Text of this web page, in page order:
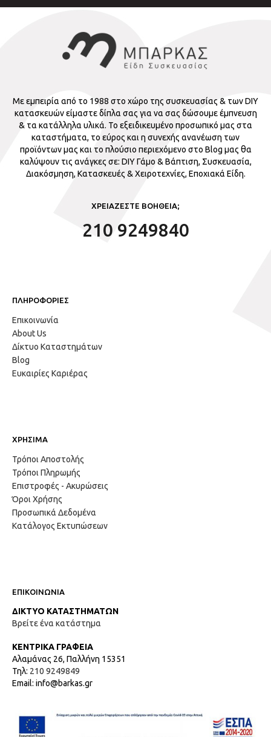
Με εμπειρία από το 1988 στο χώρο της συσκευασίας & των DIY
κατασκευών είμαστε δίπλα σας για να σας δώσουμε έμπνευση
& τα κατάλληλα υλικά. Το εξειδικευμένο προσωπικό μας στα
καταστήματα, το εύρος και η συνεχής ανανέωση των
προϊόντων μας και το πλούσιο περιεχόμενο στο Blog μας θα
καλύψουν τις ανάγκες σε: DIY Γάμο & Βάπτιση, Συσκευασία,
Διακόσμηση, Κατασκευές & Χειροτεχνίες, Εποχιακά Είδη.
ΧΡΕΙΑΖΕΣΤΕ ΒΟΗΘΕΙΑ;
210 9249840
ΠΛΗΡΟΦΟΡΙΕΣ
Επικοινωνία
About Us
Δίκτυο Καταστημάτων
Blog
Ευκαιρίες Καριέρας
ΧΡΗΣΙΜΑ
Τρόποι Αποστολής
Τρόποι Πληρωμής
Επιστροφές - Ακυρώσεις
Όροι Χρήσης
Προσωπικά Δεδομένα
Κατάλογος Εκτυπώσεων
ΕΠΙΚΟΙΝΩΝΙΑ
ΔΙΚΤΥΟ ΚΑΤΑΣΤΗΜΑΤΩΝ
Βρείτε ένα κατάστημα
ΚΕΝΤΡΙΚΑ ΓΡΑΦΕΙΑ
Αλαμάνας 26, Παλλήνη 15351
Τηλ: 210 9249849
Email: info@barkas.gr